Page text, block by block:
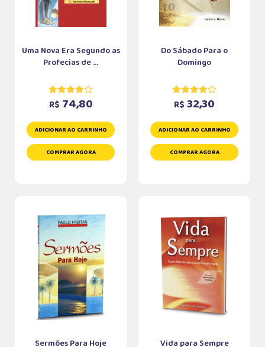
Uma Nova Era Segundo as
Profecias de ...
R$ 74,80
ADICIONAR AO CARRINHO
COMPRAR AGORA
Do Sábado Para o
Domingo
R$ 32,30
ADICIONAR AO CARRINHO
COMPRAR AGORA
Sermões Para Hoje Vida para Sempre